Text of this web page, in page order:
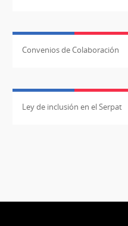
Convenios de Colaboración
Ley de inclusión en el Serpat